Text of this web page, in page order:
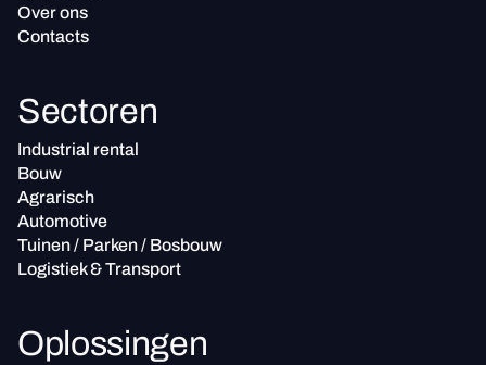
Over ons
Contacts
Sectoren
Industrial rental
Bouw
Agrarisch
Automotive
Tuinen / Parken / Bosbouw
Logistiek & Transport
Oplossingen